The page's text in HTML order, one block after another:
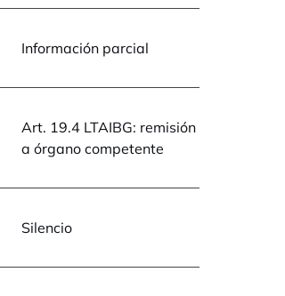
Información parcial
Art. 19.4 LTAIBG: remisión
a órgano competente
Silencio